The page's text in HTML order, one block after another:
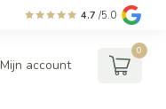
4.7 /5.0
Mijn account
0